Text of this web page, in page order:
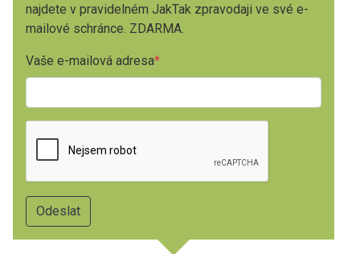
najdete v pravidelném JakTak zpravodaji ve své e-
mailové schránce. ZDARMA.
Vaše e-mailová adresa